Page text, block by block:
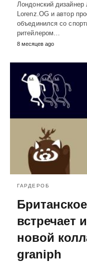
Лондонский
Lorenz.OG и автор
объединился со
ритейлером…
8 месяцев ago
ГАРДЕРОБ
встречает
новой
graniph